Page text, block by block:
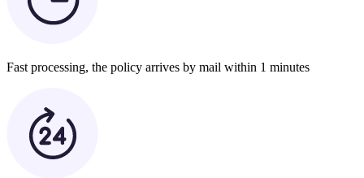
Fast processing, the policy arrives by mail within 1 minutes